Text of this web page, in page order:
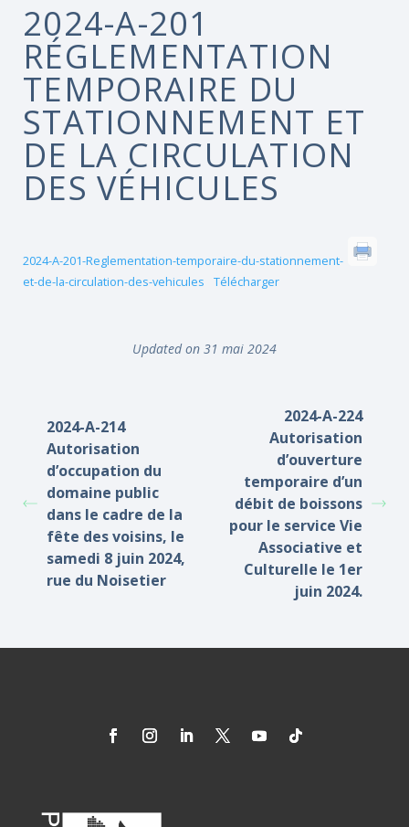
2024-A-201
RÉGLEMENTATION
TEMPORAIRE DU
STATIONNEMENT ET
DE LA CIRCULATION
DES VÉHICULES
2024-A-201-Reglementation-temporaire-du-stationnement-
et-de-la-circulation-des-vehicules
Télécharger
Updated on 31 mai 2024
2024-A-214
Autorisation
d’occupation du
domaine public
dans le cadre de la
fête des voisins, le
samedi 8 juin 2024,
rue du Noisetier
2024-A-224
Autorisation
d’ouverture
temporaire d’un
débit de boissons
pour le service Vie
Associative et
Culturelle le 1er
juin 2024.